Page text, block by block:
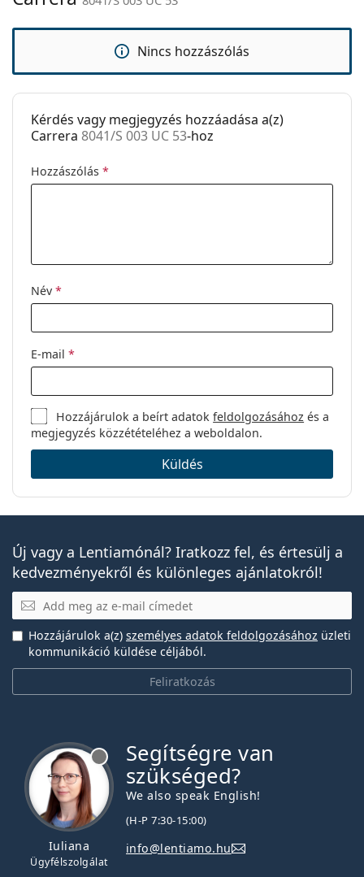
Kód:
8041/S 003 UC 53
Nincs hozzászólás
Kérdés vagy megjegyzés hozzáadása a(z)
Carrera 8041/S 003 UC 53-hoz
Hozzászólás *
Név *
E-mail *
Hozzájárulok a beírt adatokfeldolgozásához és a
megjegyzés közzétételéhez a weboldalon.
Küldés
Új vagy a Lentiamónál? Iratkozz fel, és értesülj a
kedvezményekről és különleges ajánlatokról!
E-mail
Feliratkozás
Hozzájárulok a(z) személyes adatok feldolgozásához üzleti
kommunikáció küldése céljából.
Iuliana
Ügyfélszolgálat
Segítségre van
szükséged?
We also speak English!
(H-P 7:30-15:00)
info@lentiamo.hu